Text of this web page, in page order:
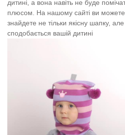
дитині, а вона навіть не буде
плюсом. На нашому сайті ви можете
знайдете не тільки якісну шапку,
сподобається вашій дитині